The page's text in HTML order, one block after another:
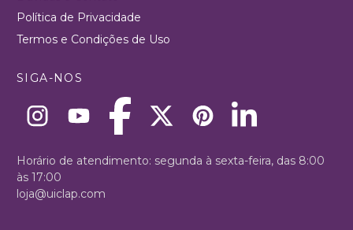
Política de Privacidade
Termos e Condições de Uso
SIGA-NOS
Horário de atendimento: segunda à sexta-feira, das 8:00
às 17:00
loja@uiclap.com